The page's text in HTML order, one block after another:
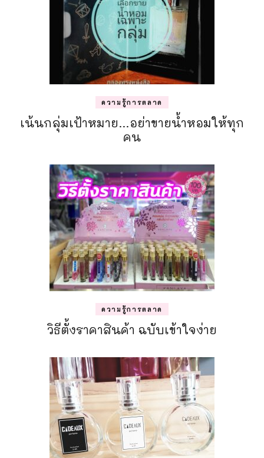
ความรู้การตลาด
เน้นกลุ่มเป้าหมาย…อย่าขายน้ำหอมให้ทุก
คน
ความรู้การตลาด
วิธีตั้งราคาสินค้า ฉบับเข้าใจง่าย